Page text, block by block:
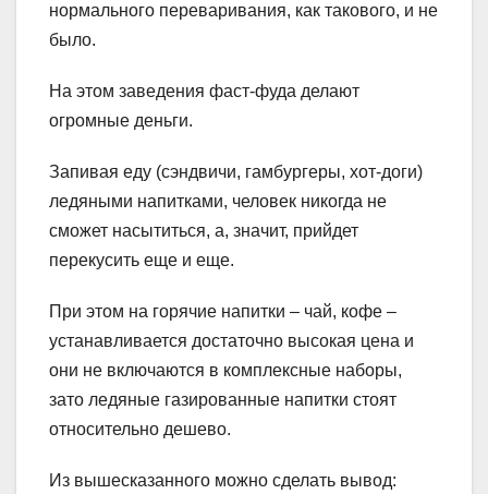
нормального переваривания, как такового, и не
было.
На этом заведения фаст-фуда делают
огромные деньги.
Запивая еду (сэндвичи, гамбургеры, хот-доги)
ледяными напитками, человек никогда не
сможет насытиться, а, значит, прийдет
перекусить еще и еще.
При этом на горячие напитки – чай, кофе –
устанавливается достаточно высокая цена и
они не включаются в комплексные наборы,
зато ледяные газированные напитки стоят
относительно дешево.
Из вышесказанного можно сделать вывод: